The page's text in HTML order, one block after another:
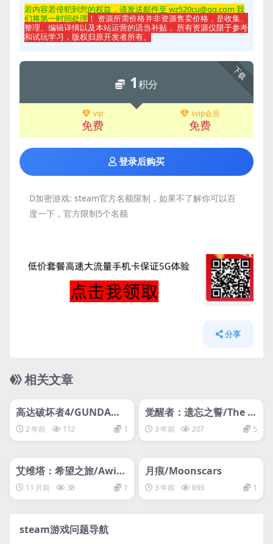
若内容若侵犯到您的权益，请发送邮件至 wz520cu@qq.com 我
们将第一时间处理 ！ 资源所需价格并非资源售卖价格，是收集、
整理、编辑详情以及本站运营的适当补贴， 所有资源仅限于参考
和试玩学习，版权归原开发者所有。
下载
1积分
vip
免费
svip会员
免费
登录后购买
D加密游戏: steam官方名额限制，如果不了解你可以百
度一下，官方限制5个名额
分享
相关文章
网盘下载游戏
高达破坏者4/GUNDAM
BREAKER 4
2 年前 112 1
网盘下载游戏
觉醒者：遗忘之誓/The A
wakener: Forgotten O
ath
3 年前 207 5
网盘下载游戏
艾维塔：希望之旅/Awit
a: Journey of Hope
11 月前 38 1
月痕/Moonscars
3 年前 693 1
steam游戏问题导航